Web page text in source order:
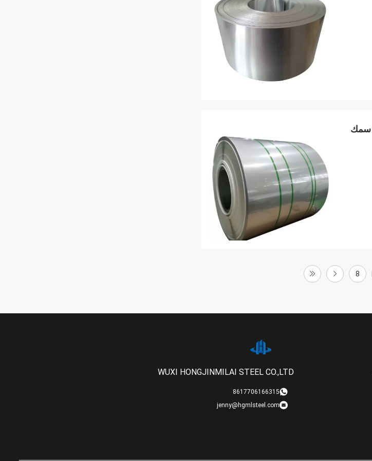
8
WUXI HONGJINMILAI STEEL CO.,LTD
8617706166315
jenny@hgmlsteel.com